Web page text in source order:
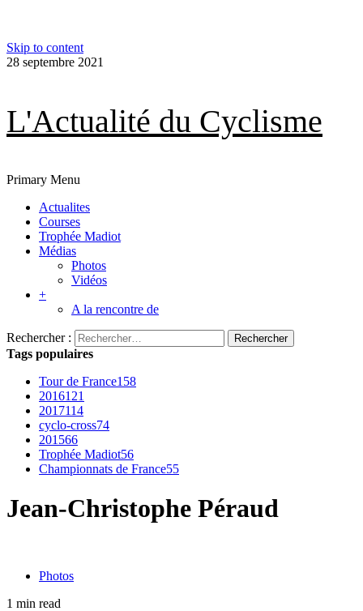
Skip to content
28 septembre 2021
L'Actualité du Cyclisme
Primary Menu
Actualites
Courses
Trophée Madiot
Médias
Photos
Vidéos
+
A la rencontre de
Rechercher :
Tags populaires
Tour de France158
2016121
2017114
cyclo-cross74
201566
Trophée Madiot56
Championnats de France55
Jean-Christophe Péraud
Photos
1 min read